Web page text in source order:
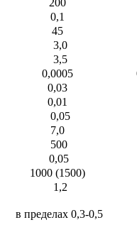
0,1
45
3,0
3,5
0,0005
0,03
0,01
0,05
7,0
500
0,05
1000 (1500)
1,2
в пределах 0,3-0,5